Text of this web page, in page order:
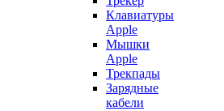
Клавиатуры
Apple
Мышки
Apple
Трекпады
Зарядные
кабели